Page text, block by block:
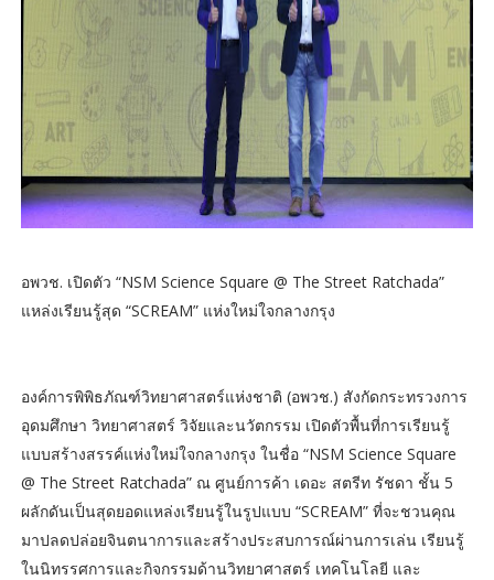
อพวช. เปิดตัว “NSM Science Square @ The Street Ratchada”
แหล่งเรียนรู้สุด “SCREAM” แห่งใหม่ใจกลางกรุง
องค์การพิพิธภัณฑ์วิทยาศาสตร์แห่งชาติ (อพวช.) สังกัดกระทรวงการ
อุดมศึกษา วิทยาศาสตร์ วิจัยและนวัตกรรม เปิดตัวพื้นที่การเรียนรู้
แบบสร้างสรรค์แห่งใหม่ใจกลางกรุง ในชื่อ “NSM Science Square
@ The Street Ratchada” ณ ศูนย์การค้า เดอะ สตรีท รัชดา ชั้น 5
ผลักดันเป็นสุดยอดแหล่งเรียนรู้ในรูปแบบ “SCREAM” ที่จะชวนคุณ
มาปลดปล่อยจินตนาการและสร้างประสบการณ์ผ่านการเล่น เรียนรู้
ในนิทรรศการและกิจกรรมด้านวิทยาศาสตร์ เทคโนโลยี และ